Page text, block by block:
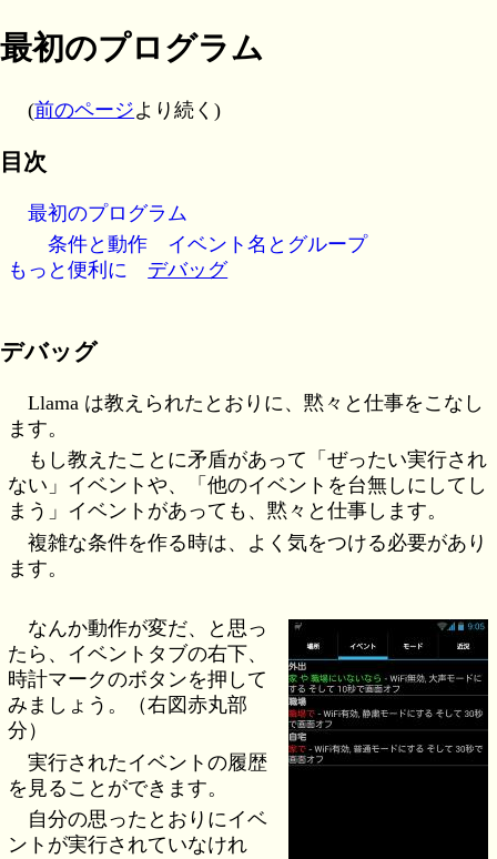
最初のプログラム
(前のページより続く)
目次
最初のプログラム
条件と動作
イベント名とグループ
もっと便利に
デバッグ
デバッグ
Llama は教えられたとおりに、黙々と仕事をこなし
ます。
もし教えたことに矛盾があって「ぜったい実行され
ない」イベントや、「他のイベントを台無しにしてし
まう」イベントがあっても、黙々と仕事します。
複雑な条件を作る時は、よく気をつける必要があり
ます。
なんか動作が変だ、と思っ
たら、イベントタブの右下、
時計マークのボタンを押して
みましょう。（右図赤丸部
分）
実行されたイベントの履歴
を見ることができます。
自分の思ったとおりにイベ
ントが実行されていなけれ